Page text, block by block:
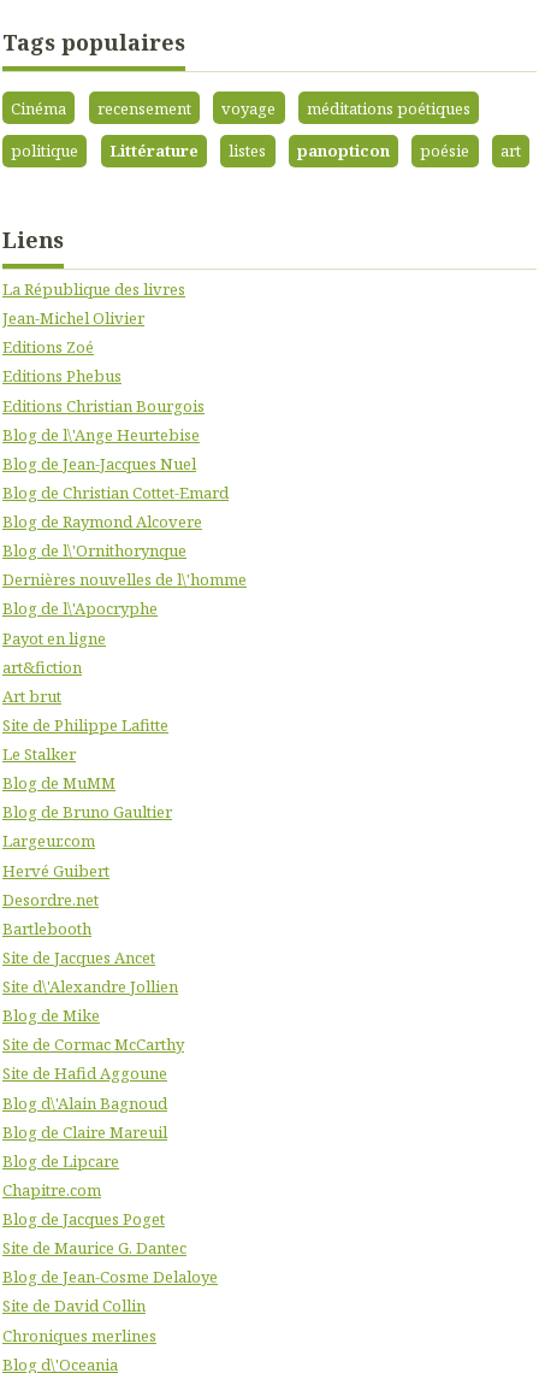
Tags populaires
Cinéma recensement voyage
méditations poétiques
politique
Littérature listes panopticon poésie art
Liens
La République des livres
Jean-Michel Olivier
Editions Zoé
Editions Phebus
Editions Christian Bourgois
Blog de l\'Ange Heurtebise
Blog de Jean-Jacques Nuel
Blog de Christian Cottet-Emard
Blog de Raymond Alcovere
Blog de l\'Ornithorynque
Dernières nouvelles de l\'homme
Blog de l\'Apocryphe
Payot en ligne
art&fiction
Art brut
Site de Philippe Lafitte
Le Stalker
Blog de MuMM
Blog de Bruno Gaultier
Largeur.com
Hervé Guibert
Desordre.net
Bartlebooth
Site de Jacques Ancet
Site d\'Alexandre Jollien
Blog de Mike
Site de Cormac McCarthy
Site de Hafid Aggoune
Blog d\'Alain Bagnoud
Blog de Claire Mareuil
Blog de Lipcare
Chapitre.com
Blog de Jacques Poget
Site de Maurice G. Dantec
Blog de Jean-Cosme Delaloye
Site de David Collin
Chroniques merlines
Blog d\'Oceania